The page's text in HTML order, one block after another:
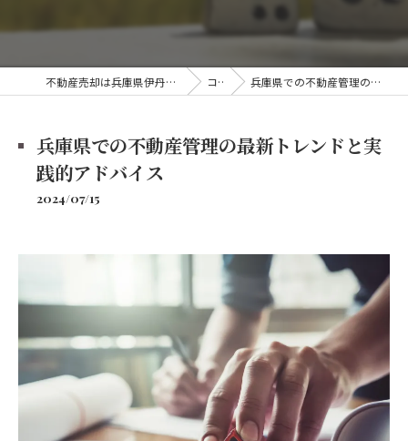
不動産売却は兵庫県伊丹市の株式会社アークエステート コラム 兵庫県での不動産管理の最新トレンドと実践的アドバイス
兵庫県での不動産管理の最新トレンドと実
践的アドバイス
2024/07/15